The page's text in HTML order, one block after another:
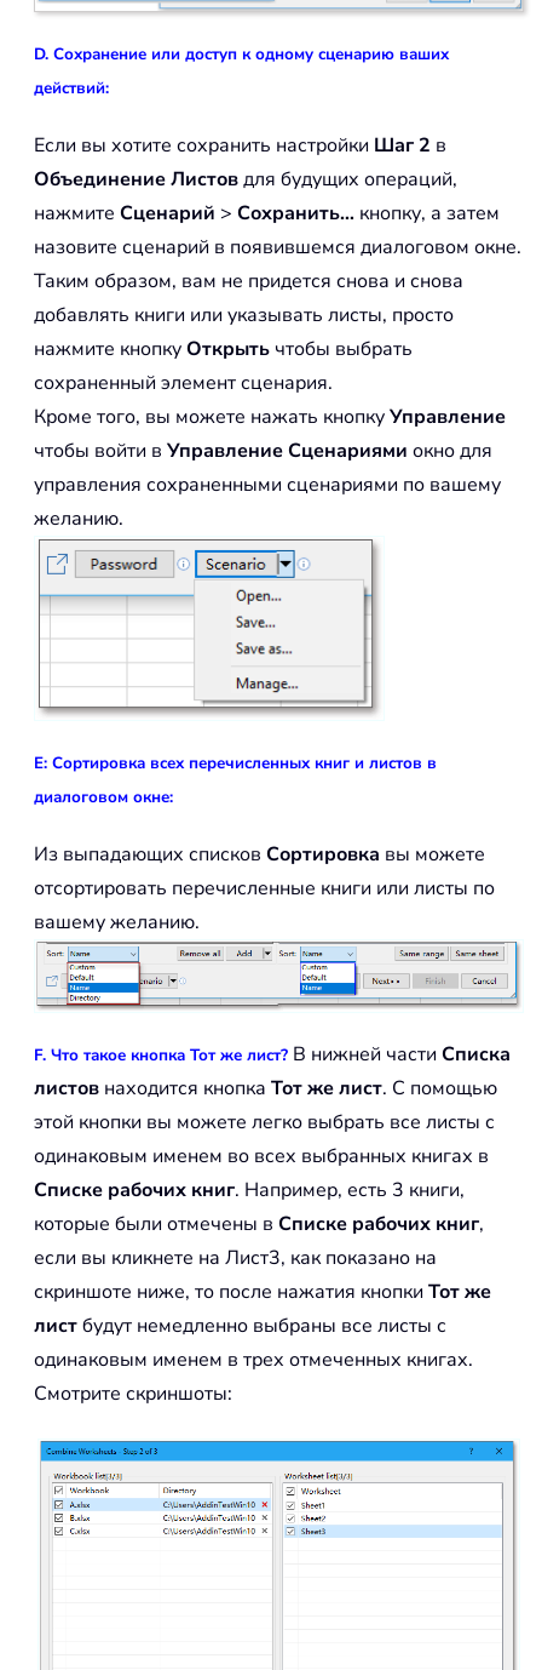
D. Сохранение или доступ к одному сценарию ваших
действий:
Если вы хотите сохранить настройки Шаг 2 в
Объединение Листовдля будущих операций,
нажмите Сценарий > Сохранить… кнопку, а затем
назовите сценарий в появившемся диалоговом окне.
Таким образом, вам не придется снова и снова
добавлять книги или указывать листы, просто
нажмите кнопкуОткрыть чтобы выбрать
сохраненный элемент сценария.
Кроме того, вы можете нажать кнопкуУправление
чтобы войти в Управление Сценариями окно для
управления сохраненными сценариями по вашему
желанию.
E: Сортировка всех перечисленных книг и листов в
диалоговом окне:
Из выпадающих списков Сортировка вы можете
отсортировать перечисленные книги или листы по
вашему желанию.
F. Что такое кнопка Тот же лист? В нижней части Списка
листов находится кнопка Тот же лист. С помощью
этой кнопки вы можете легко выбрать все листы с
одинаковым именем во всех выбранных книгах в
Списке рабочих книг. Например, есть 3 книги,
которые были отмечены в Списке рабочих книг,
если вы кликнете на Лист3, как показано на
скриншоте ниже, то после нажатия кнопки Тот же
листбудут немедленно выбраны все листы с
одинаковым именем в трех отмеченных книгах.
Смотрите скриншоты: